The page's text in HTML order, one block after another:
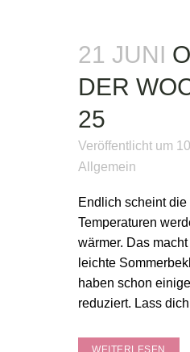
21 JUNI
DER
25
Veröffentlicht um
Allgemein
Endlich scheint
Temperaturen
wärmer. Das
leichte
haben schon
reduziert. Lass
WEITERLESEN